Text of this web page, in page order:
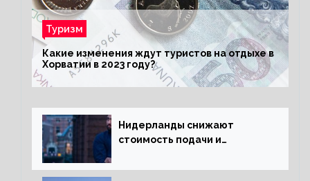
Туризм
Какие изменения ждут туристов на отдыхе в
Хорватии в 2023 году?
Нидерланды снижают
стоимость подачи и
жительство